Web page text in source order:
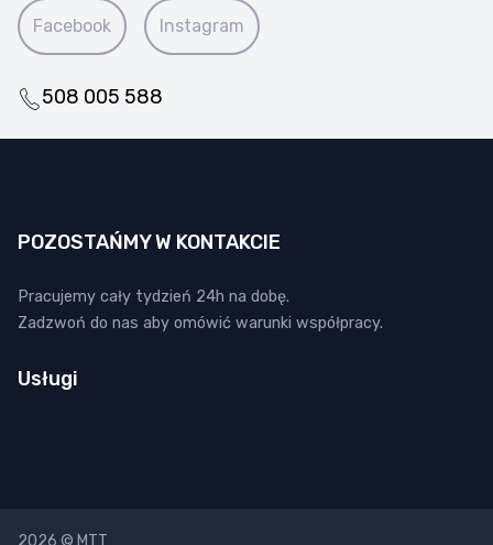
Facebook Instagram
508 005 588
POZOSTAŃMY W KONTAKCIE
Pracujemy cały tydzień 24h na dobę.
Zadzwoń do nas aby omówić warunki współpracy.
Usługi